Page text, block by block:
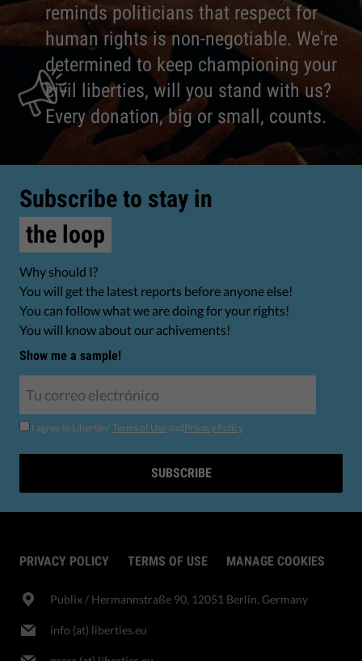
reminds politicians that respect for
human rights is non-negotiable. We're
determined to keep championing your
civil liberties, will you stand with us?
Every donation, big or small, counts.
Subscribe to stay in
the loop
Why should I?
You will get the latest reports before anyone else!
You can follow what we are doing for your rights!
You will know about our achivements!
Show me a sample!
I agree to Liberties' Terms of Use andPrivacy Policy.
SUBSCRIBE
PRIVACY POLICY TERMS OF USE MANAGE COOKIES
Publix​ / Hermannstraße 90, 12051 Berlin, Germany
info (at) liberties.eu